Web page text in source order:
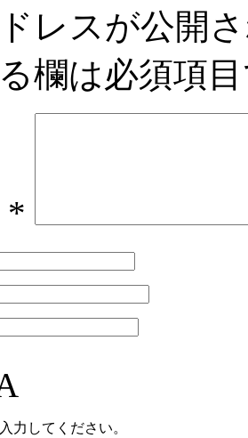
レスが公開
欄は必須項
*
力してください。